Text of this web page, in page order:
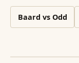
Baard vs Odd